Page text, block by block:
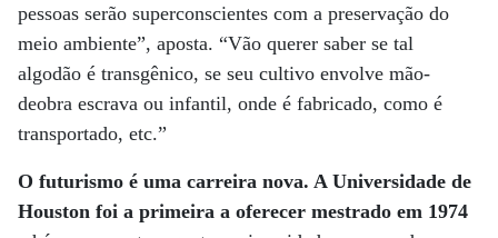
pessoas serão superconscientes com a preservação do
meio ambiente”, aposta. “Vão querer saber se tal
algodão é transgênico, se seu cultivo envolve mão-
deobra escrava ou infantil, onde é fabricado, como é
transportado, etc.”
O futurismo é uma carreira nova. A Universidade de
Houston foi a primeira a oferecer mestrado em 1974